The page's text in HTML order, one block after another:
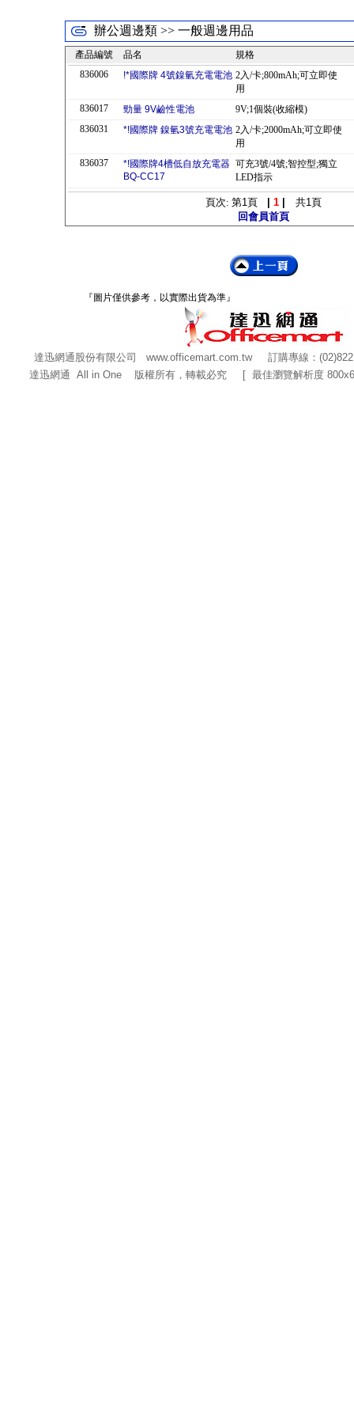
辦公週邊類 >> 一般週邊用品
產品編號 品名
規格
836006
!*國際牌 4號鎳氫充電電池 2入/卡;800mAh;可立即使
用
836017
勁量 9V鹼性電池
9V;1個裝(收縮模)
836031
*!國際牌 鎳氫3號充電電池 2入/卡;2000mAh;可立即使
用
836037
*!國際牌4槽低自放充電器
BQ-CC17
可充3號/4號;智控型;獨立
LED指示
頁次: 第1頁 1| 共1頁
回會員首頁
『圖片僅供參考，以實際出貨為準』
達迅網通股份有限公司 www.officemart.com.tw訂購專線：
達迅網通 All in One 版權所有，轉載必究 [ 最佳瀏覽解析度